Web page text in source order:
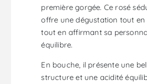
première gorgée. Ce rosé
offre une dégustation tout en
tout en affirmant sa
équilibre.
En bouche, il présente une
structure et une acidité